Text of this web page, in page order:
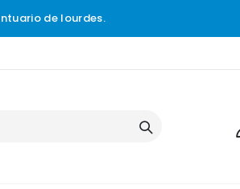
de lourdes.